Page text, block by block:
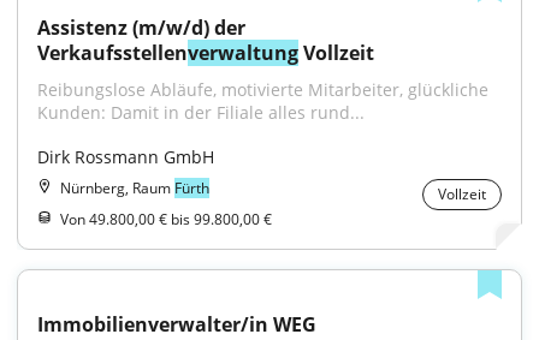
Assistenz (m/w/d) der
Verkaufsstellenverwaltung Vollzeit
Reibungslose Abläufe, motivierte Mitarbeiter, glückliche
Kunden: Damit in der Filiale alles rund...
Dirk Rossmann GmbH
Nürnberg, Raum Fürth
Vollzeit
Von 49.800,00 € bis 99.800,00 €
Immobilienverwalter/in WEG